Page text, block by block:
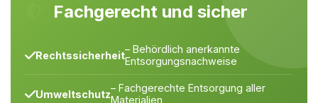
Fachgerecht und sicher
Rechtssicherheit– Behördlich anerkannte
Entsorgungsnachweise
Umweltschutz– Fachgerechte Entsorgung aller
Materialien